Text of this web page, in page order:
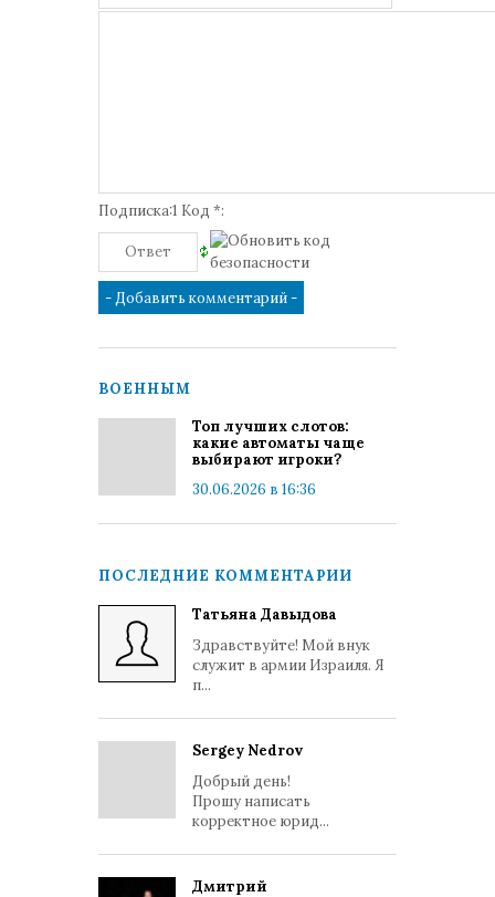
Подписка:1 Код *:
ВОЕННЫМ
Топ лучших слотов:
какие автоматы чаще
выбирают игроки?
30.06.2026 в 16:36
ПОСЛЕДНИЕ КОММЕНТАРИИ
Татьяна Давыдова
Здравствуйте! Мой внук
служит в армии Израиля. Я
п...
Sergey Nedrov
Добрый день!
Прошу написать
корректное юрид...
Дмитрий